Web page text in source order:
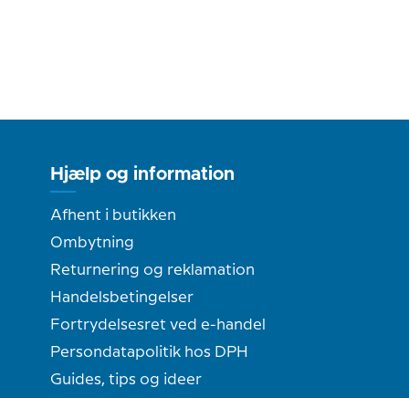
Hjælp og information
Afhent i butikken
Ombytning
Returnering og reklamation
Handelsbetingelser
Fortrydelsesret ved e-handel
Persondatapolitik hos DPH
Guides, tips og ideer